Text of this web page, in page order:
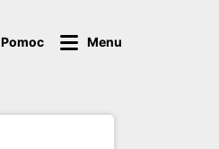
Pomoc Menu